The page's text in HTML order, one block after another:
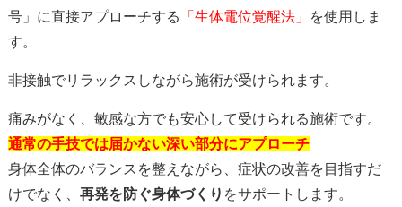
号」に直接アプローチする
「生体電位覚醒法」
を使用しま
す。
非接触でリラックスしながら施術が受けられます。
痛みがなく、敏感な方でも安心して受けられる施術です。
通常の手技では届かない深い部分にアプローチ
身体全体のバランスを整えながら、症状の改善を目指すだ
けでなく、 再発を防ぐ身体づくり をサポートします。